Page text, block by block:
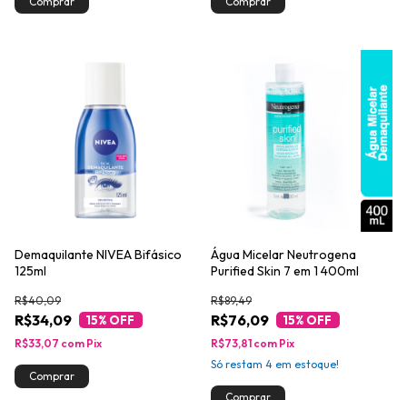
Demaquilante NIVEA Bifásico
125ml
R$34,09
R$40,09
15% OFF
R$33,07 com Pix
Água Micelar Neutrogena
Purified Skin 7 em 1 400ml
R$76,09
R$89,49
15% OFF
R$73,81 com Pix
Só restam 4 em estoque!